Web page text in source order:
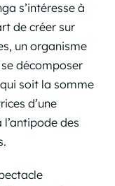
s’intéresse à
de créer sur
un organisme
décomposer
soit la somme
d’une
des